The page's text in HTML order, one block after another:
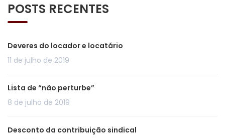
POSTS RECENTES
Deveres do locador e locatário
11 de julho de 2019
Lista de “não perturbe”
8 de julho de 2019
Desconto da contribuição sindical